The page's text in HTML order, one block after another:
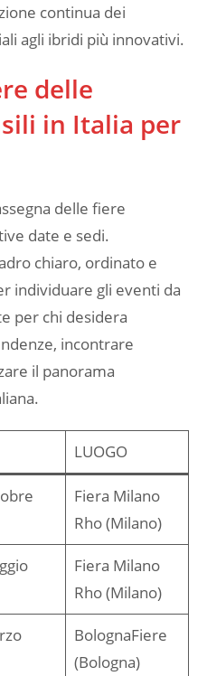
continua dei
agli ibridi più innovativi.
delle
in Italia per
delle fiere
date e sedi.
chiaro, ordinato e
individuare gli eventi da
per chi desidera
incontrare
il panorama
LUOGO
Fiera Milano
Rho (Milano)
Fiera Milano
Rho (Milano)
BolognaFiere
(Bologna)